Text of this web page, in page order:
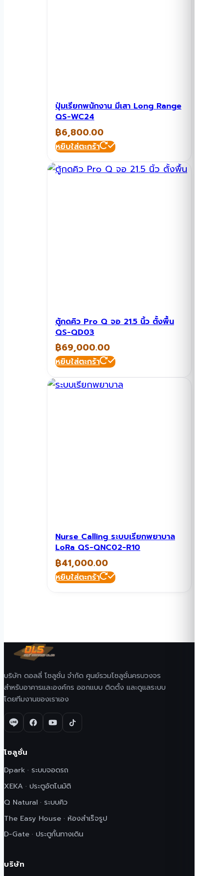
ปุ่มเรียกพนักงาน มีเสา Long Range
QS-WC24
฿6,800.00
หยิบใส่ตะกร้า
ตู้กดคิว Pro Q จอ 21.5 นิ้ว ตั้งพื้น
QS-QD03
฿69,000.00
หยิบใส่ตะกร้า
Nurse Calling ระบบเรียกพยาบาล
LoRa QS-QNC02-R10
฿41,000.00
หยิบใส่ตะกร้า
บริษัท ดอลลี่ โซลูชั่น จำกัด ศูนย์รวมโซลูชั่นครบวงจร
สำหรับอาคารและองค์กร ออกแบบ ติดตั้ง และดูแลระบบ
โดยทีมงานของเราเอง
โซลูชั่น
Dpark · ระบบจอดรถ
XEKA · ประตูอัตโนมัติ
Q Natural · ระบบคิว
The Easy House · ห้องสำเร็จรูป
D-Gate · ประตูกั้นทางเดิน
บริษัท